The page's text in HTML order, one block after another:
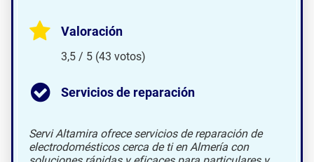
Valoración
3,5 / 5 (43 votos)
Servicios de reparación
Servi Altamira ofrece servicios de reparación de
electrodomésticos cerca de ti en Almería con